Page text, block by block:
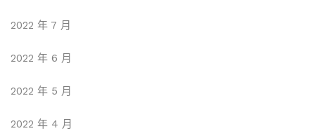
2022 年 7 月
2022 年 6 月
2022 年 5 月
2022 年 4 月